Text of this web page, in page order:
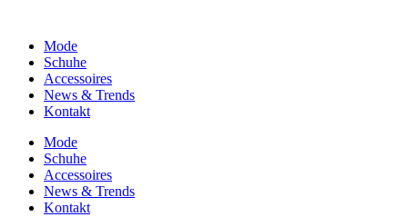
wechselnMode
Schuhe
Accessoires
News & Trends
Kontakt
Mode
Schuhe
Accessoires
News & Trends
Kontakt